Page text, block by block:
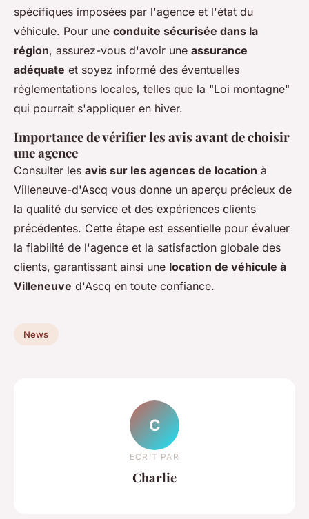
spécifiques imposées par l'agence et l'état du
véhicule. Pour une conduite sécurisée dans la
région, assurez-vous d'avoir une assurance
adéquate et soyez informé des éventuelles
réglementations locales, telles que la "Loi montagne"
qui pourrait s'appliquer en hiver.
Importance de vérifier les avis avant de choisir
une agence
Consulter les avis sur les agences de location à
Villeneuve-d'Ascq vous donne un aperçu précieux de
la qualité du service et des expériences clients
précédentes. Cette étape est essentielle pour évaluer
la fiabilité de l'agence et la satisfaction globale des
clients, garantissant ainsi une location de véhicule à
Villeneuve d'Ascq en toute confiance.
News
C
ECRIT PAR
Charlie